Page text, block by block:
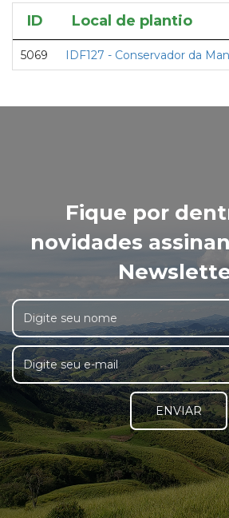
ID Local de plantio
5069 IDF127 - Conservador da
Fique por
novidades
ENVIAR